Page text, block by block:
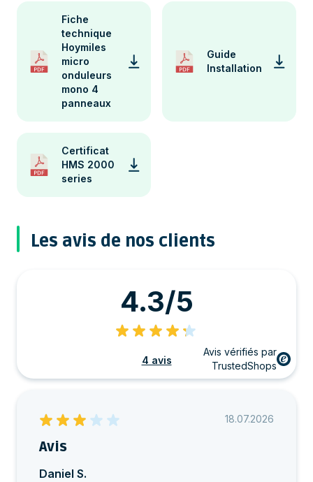
Fiche
technique
Hoymiles
micro
onduleurs
mono 4
panneaux
Guide
Installation
Certificat
HMS 2000
series
Les avis de nos clients
4.3/5
4 avis
Avis vérifiés par
TrustedShops
18.07.2026
Avis
Daniel S.